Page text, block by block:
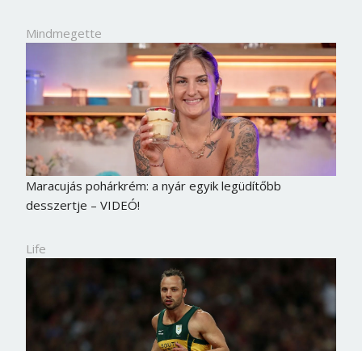
Mindmegette
Maracujás pohárkrém: a nyár egyik legüdítőbb
desszertje – VIDEÓ!
Life
Mégse Bejelentkezés